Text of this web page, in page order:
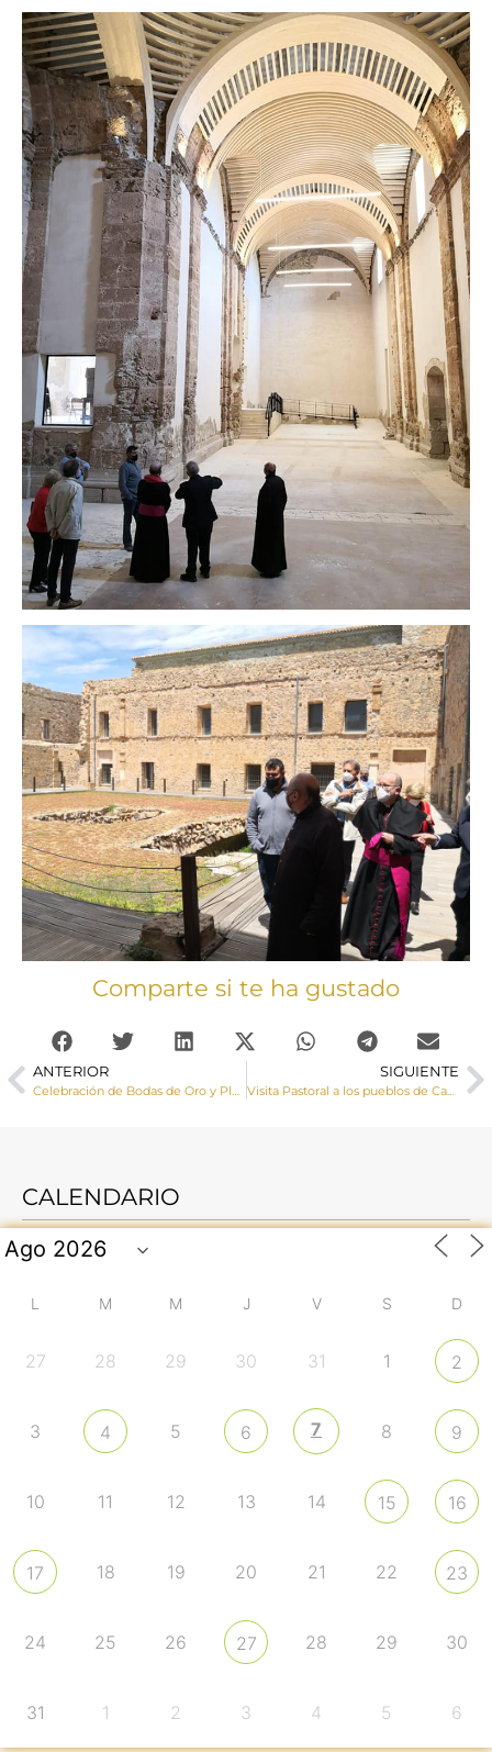
Comparte si te ha gustado
ANTERIOR
Celebración de Bodas de Oro y Plata matrimoniales
SIGUIENTE
Visita Pastoral a los pueblos de Casas de Garcimolina y Algarra
CALENDARIO
L M M J V S D
27 28 29 30 31 1 2
3 4 5 6 7 8 9
10 11 12 13 14 15 16
17 18 19 20 21 22 23
24 25 26 27 28 29 30
31 1 2 3 4 5 6